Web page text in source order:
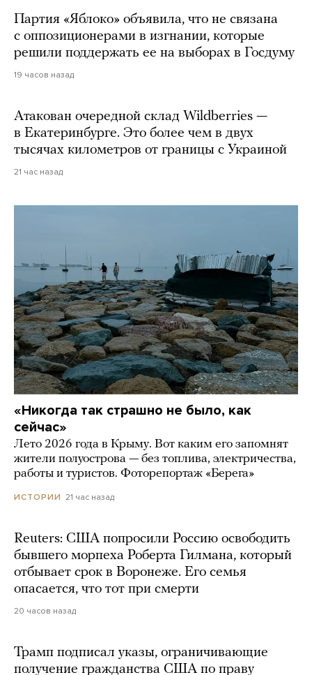
Партия «Яблоко» объявила, что не связана
с оппозиционерами в изгнании, которые
решили поддержать ее на выборах в Госдуму
19 часов назад
Атакован очередной склад Wildberries —
в Екатеринбурге. Это более чем в двух
тысячах километров от границы с Украиной
21 час назад
«Никогда так страшно не было, как
сейчас»
Лето 2026 года в Крыму. Вот каким его запомнят
жители полуострова — без топлива, электричества,
работы и туристов. Фоторепортаж «Берега»
ИСТОРИИ 21 час назад
Reuters: США попросили Россию освободить
бывшего морпеха Роберта Гилмана, который
отбывает срок в Воронеже. Его семья
опасается, что тот при смерти
20 часов назад
Трамп подписал указы, ограничивающие
получение гражданства США по праву